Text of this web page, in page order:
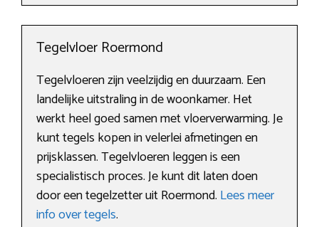
Tegelvloer Roermond
Tegelvloeren zijn veelzijdig en duurzaam. Een
landelijke uitstraling in de woonkamer. Het
werkt heel goed samen met vloerverwarming. Je
kunt tegels kopen in velerlei afmetingen en
prijsklassen. Tegelvloeren leggen is een
specialistisch proces. Je kunt dit laten doen
door een tegelzetter uit Roermond. Lees meer
info over tegels.